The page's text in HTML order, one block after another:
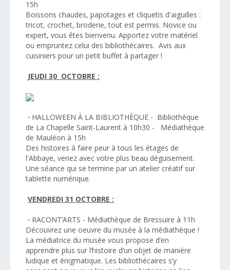
15h
Boissons chaudes, papotages et cliquetis d'aiguilles :
tricot, crochet, broderie, tout est permis. Novice ou
expert, vous êtes bienvenu. Apportez votre matériel
ou empruntez celui des bibliothécaires. Avis aux
cuisiniers pour un petit buffet à partager !
JEUDI 30 OCTOBRE :
· HALLOWEEN À LA BIBLIOTHÈQUE - Bibliothèque
de La Chapelle Saint-Laurent à 10h30 - Médiathèque
de Mauléon à 15h
Des histoires à faire peur à tous les étages de
l'Abbaye, venez avec votre plus beau déguisement.
Une séance qui se termine par un atelier créatif sur
tablette numérique.
VENDREDI 31 OCTOBRE :
· RACONT’ARTS - Médiathèque de Bressuire à 11h
Découvrez une oeuvre du musée à la médiathèque !
La médiatrice du musée vous propose d’en
apprendre plus sur l’histoire d’un objet de manière
ludique et énigmatique. Les bibliothécaires s’y